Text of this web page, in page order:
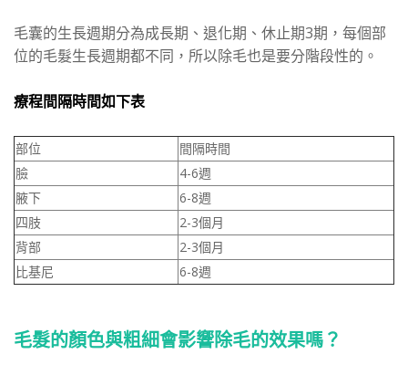
毛囊的生長週期分為成長期、退化期、休止期3期，每個部
位的毛髮生長週期都不同，所以除毛也是要分階段性的。
療程間隔時間如下表
部位
間隔時間
臉
4-6週
腋下
6-8週
四肢
2-3個月
背部
2-3個月
比基尼
6-8週
毛髮的顏色與粗細會影響除毛的效果嗎？